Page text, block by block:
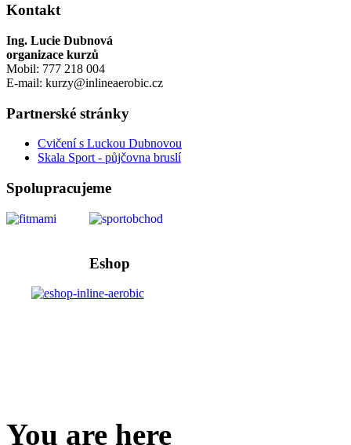
Kontakt
Ing. Lucie Dubnová
organizace kurzů
Mobil: 777 218 004
E-mail: kurzy@inlineaerobic.cz
Partnerské stránky
Cvičení s Luckou Dubnovou
Skala Sport - půjčovna bruslí
Spolupracujeme
Eshop
You are here